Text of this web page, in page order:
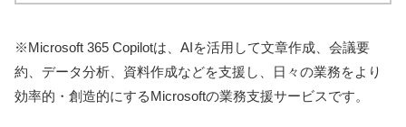
※Microsoft 365 Copilotは、AIを活用して文章作成、会議要
約、データ分析、資料作成などを支援し、日々の業務をより
効率的・創造的にするMicrosoftの業務支援サービスです。